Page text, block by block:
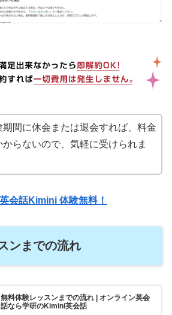
期間に休会または退会すれば、料金
からないので、気軽に受けられま
会話Kimini 体験無料！
ンまでの流れ
無料体験レッスンまでの流れ | オンライン英会
話なら学研のKimini英会話